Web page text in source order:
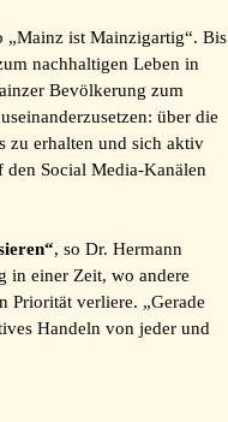
„Mainz ist Mainzigartig“. Bis
nachhaltigen Leben in
Bevölkerung zum
über die
zu erhalten und sich aktiv
den Social Media-Kanälen
, so Dr. Hermann
in einer Zeit, wo andere
Priorität verliere. „Gerade
Handeln von jeder und